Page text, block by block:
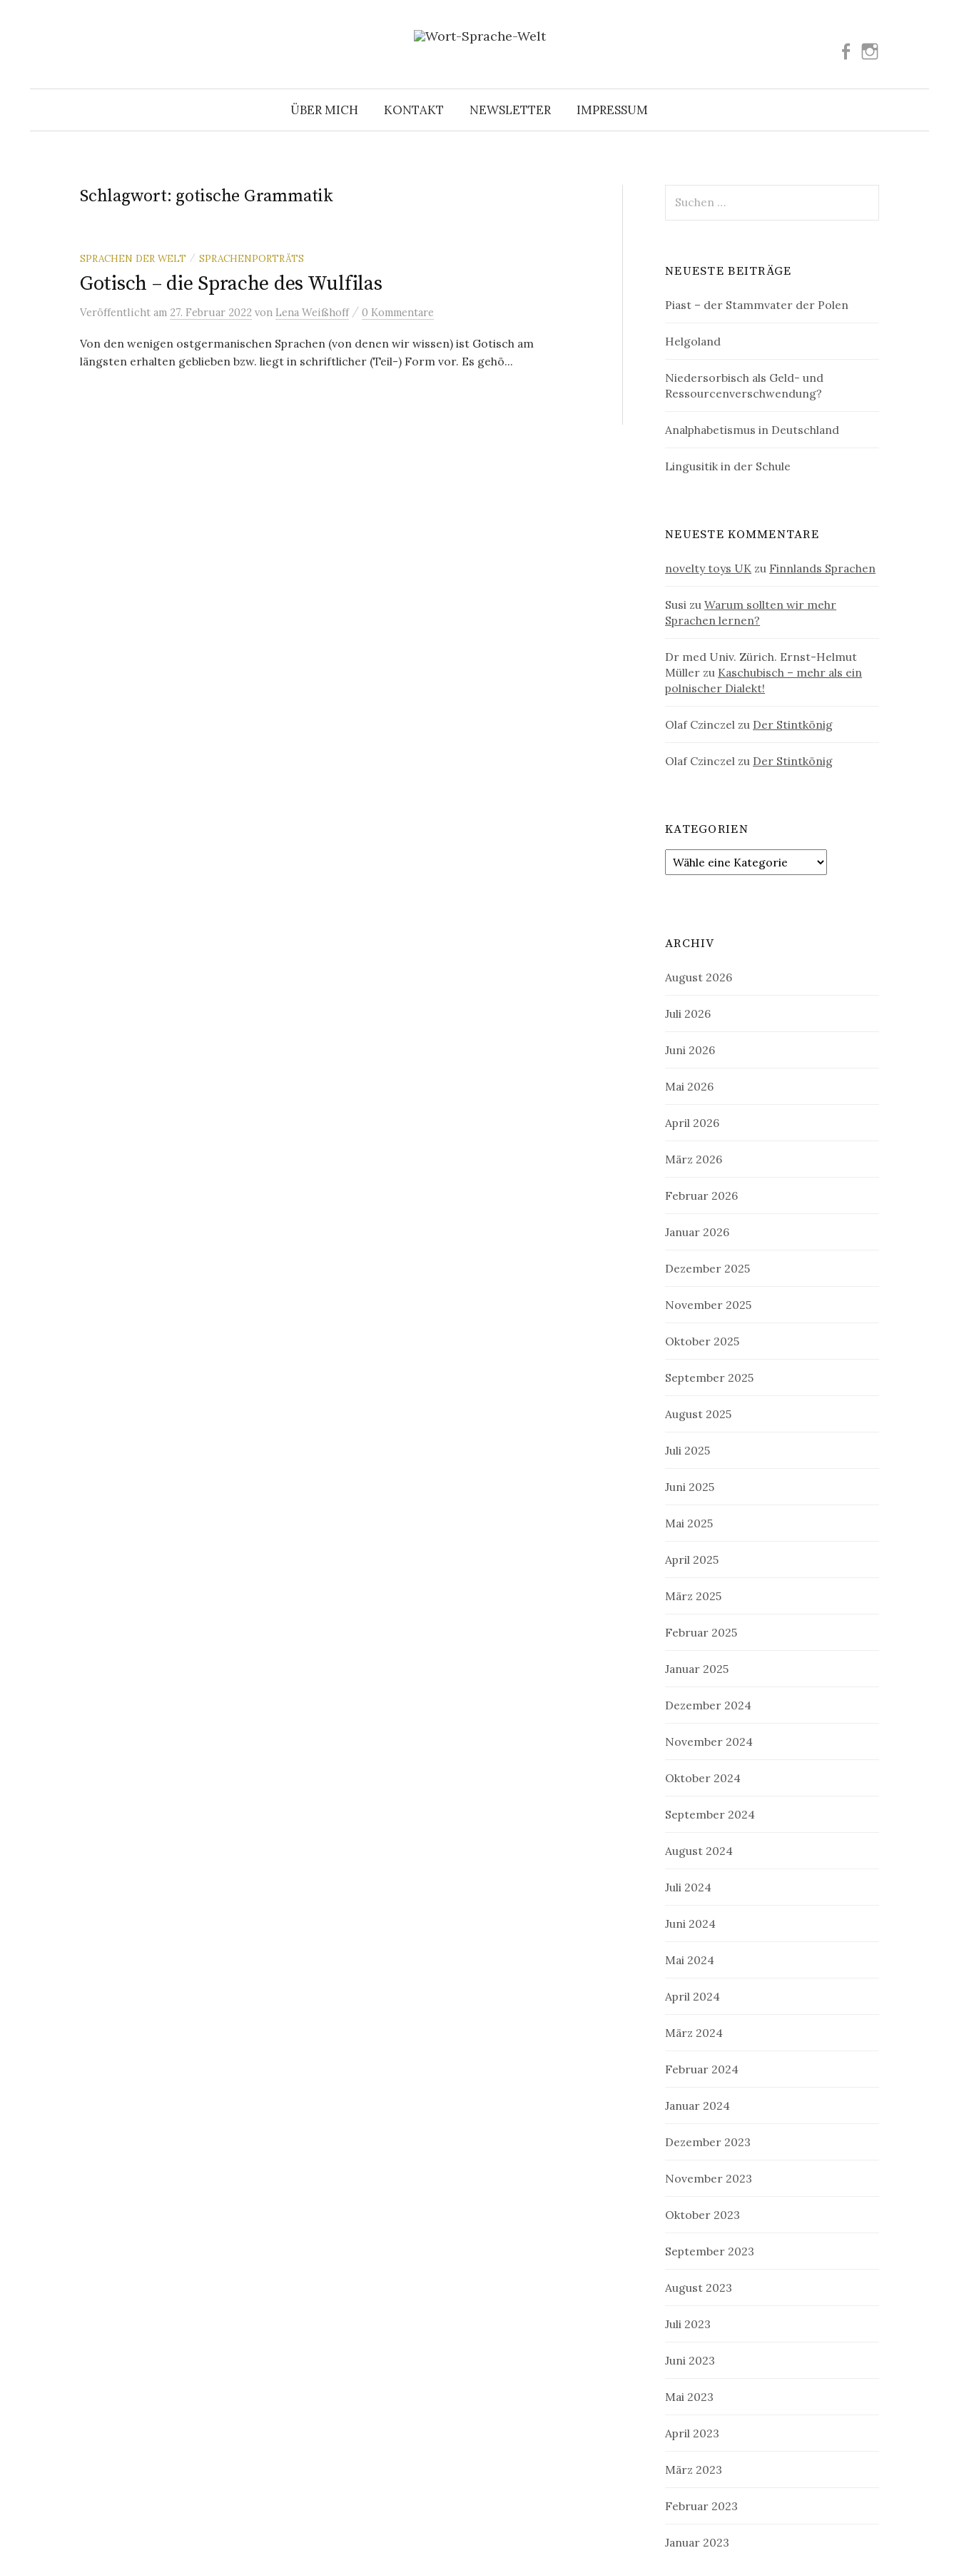
Facebook
ÜBER MICH KONTAKT NEWSLETTER IMPRESSUM
Suchen
Schlagwort: gotische Grammatik
SPRACHEN DER WELT / SPRACHENPORTRÄTS
Gotisch – die Sprache des Wulfilas
Veröffentlicht am 27. Februar 2022 von Lena Weißhoff / 0 Kommentare
Von den wenigen ostgermanischen Sprachen (von denen wir wissen) ist Gotisch am
längsten erhalten geblieben bzw. liegt in schriftlicher (Teil-) Form vor. Es gehö...
nach:
NEUESTE BEITRÄGE
Piast – der Stammvater der Polen
Helgoland
Niedersorbisch als Geld- und
Ressourcenverschwendung?
Analphabetismus in Deutschland
Lingusitik in der Schule
NEUESTE KOMMENTARE
novelty toys UK zu Finnlands Sprachen
Susi zuWarum sollten wir mehr
Sprachen lernen?
Dr med Univ. Zürich. Ernst-Helmut
Müller zu Kaschubisch – mehr als ein
polnischer Dialekt!
Olaf Czinczel zu Der Stintkönig
Olaf Czinczel zu Der Stintkönig
KATEGORIEN
ARCHIV
August 2026
Juli 2026
Juni 2026
Mai 2026
April 2026
März 2026
Februar 2026
Januar 2026
Dezember 2025
November 2025
Oktober 2025
September 2025
August 2025
Juli 2025
Juni 2025
Mai 2025
April 2025
März 2025
Februar 2025
Januar 2025
Dezember 2024
November 2024
Oktober 2024
September 2024
August 2024
Juli 2024
Juni 2024
Mai 2024
April 2024
März 2024
Februar 2024
Januar 2024
Dezember 2023
November 2023
Oktober 2023
September 2023
August 2023
Juli 2023
Juni 2023
Mai 2023
April 2023
März 2023
Februar 2023
Januar 2023